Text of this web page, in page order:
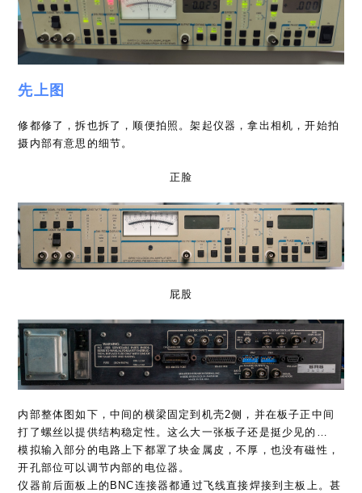
先上图
修都修了，拆也拆了，顺便拍照。架起仪器，拿出相机，开始拍
摄内部有意思的细节。
正脸
屁股
内部整体图如下，中间的横梁固定到机壳2侧，并在板子正中间
打了螺丝以提供结构稳定性。这么大一张板子还是挺少见的…
模拟输入部分的电路上下都罩了块金属皮，不厚，也没有磁性，
开孔部位可以调节内部的电位器。
仪器前后面板上的BNC连接器都通过飞线直接焊接到主板上。甚